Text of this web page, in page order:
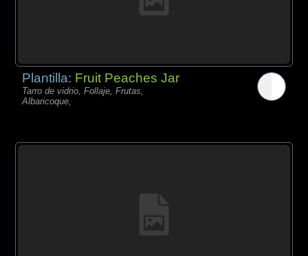
Plantilla: Fruit Peaches Jar
Tarro de vidrio, Follaje, Frutas,
Albaricoque,